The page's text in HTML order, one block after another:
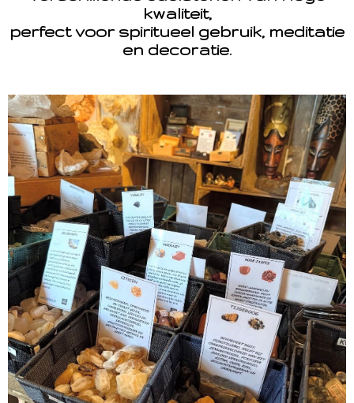
kwaliteit,
perfect voor spiritueel gebruik, meditatie
en decoratie.